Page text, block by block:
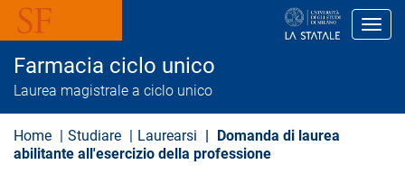
l
c
Farmacia ciclo unico
Laurea magistrale a ciclo unico
Home Studiare Laurearsi
Domanda di laurea
abilitante all'esercizio della professione